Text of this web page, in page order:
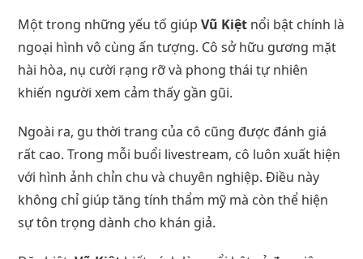
Một trong những yếu tố giúpVũ Kiệt nổi bật chính là
ngoại hình vô cùng ấn tượng. Cô sở hữu gương mặt
hài hòa, nụ cười rạng rỡ và phong thái tự nhiên
khiến người xem cảm thấy gần gũi.
Ngoài ra, gu thời trang của cô cũng được đánh giá
rất cao. Trong mỗi buổi livestream, cô luôn xuất hiện
với hình ảnh chỉn chu và chuyên nghiệp. Điều này
không chỉ giúp tăng tính thẩm mỹ mà còn thể hiện
sự tôn trọng dành cho khán giả.